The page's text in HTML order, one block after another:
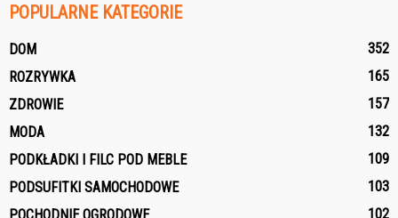
POPULARNE KATEGORIE
DOM
352
ROZRYWKA
165
ZDROWIE
157
MODA
132
PODKŁADKI I FILC POD MEBLE
109
PODSUFITKI SAMOCHODOWE
103
102